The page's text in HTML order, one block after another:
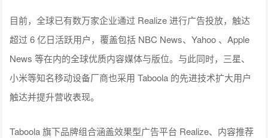
目前，全球已有数万家企业通过 Realize 进行广告投放，触达
超过 6 亿日活跃用户，覆盖包括 NBC News、Yahoo 、Apple
News 等在内的全球优质内容媒体与版位。与此同时，三星、
小米等知名移动设备厂商也采用 Taboola 的先进技术扩大用户
触达并提升营收表现。
Taboola 旗下品牌组合涵盖效果型广告平台 Realize、内容推荐